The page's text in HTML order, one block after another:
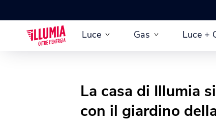
Luce Gas Luce +
La casa di Illumia
con il giardino